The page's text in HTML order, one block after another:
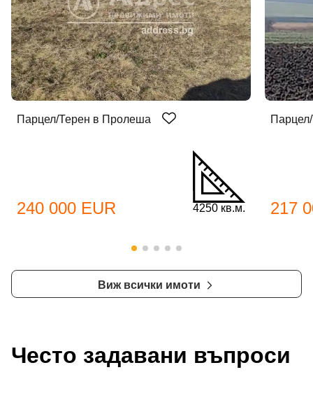
Парцел/Терен в Пролеша
240 000 EUR 4250 кв.м. 217
Виж всички имоти
Често задавани въпроси